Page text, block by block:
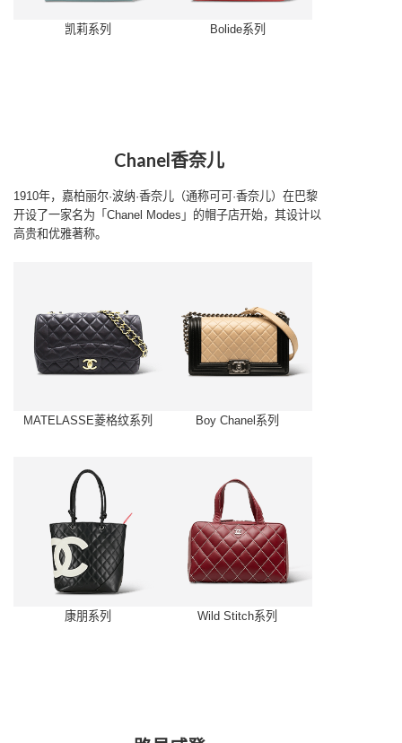
凯莉系列 Bolide系列
Chanel香奈儿
1910年，嘉柏丽尔·波纳·香奈儿（通称可可·香奈儿）在巴黎
开设了一家名为「Chanel Modes」的帽子店开始，其设计以
高贵和优雅著称。
MATELASSE菱格纹系列 Boy Chanel系列
康朋系列 Wild Stitch系列